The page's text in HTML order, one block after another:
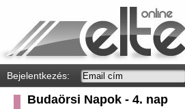
Bejelentkezés:
Budaörsi Napok - 4. nap